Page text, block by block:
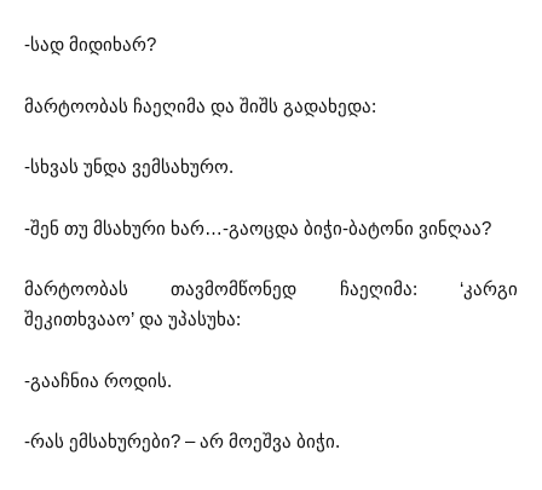
-სად მიდიხარ?
მარტოობას ჩაეღიმა და შიშს გადახედა:
-სხვას უნდა ვემსახურო.
-შენ თუ მსახური ხარ…-გაოცდა ბიჭი-ბატონი ვინღაა?
მარტოობას თავმომწონედ ჩაეღიმა: ‘კარგი
შეკითხვააო’ და უპასუხა:
-გააჩნია როდის.
-რას ემსახურები? – არ მოეშვა ბიჭი.